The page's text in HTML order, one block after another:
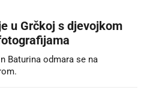
u Grčkoj s djevojkom
Baturina odmara se na